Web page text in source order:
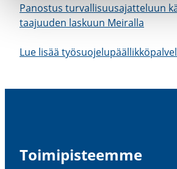
Panostus turval­li­suusa­jat­teluun
taa­juuden laskuun Meiralla
Lue lisää
Toimi­pis­teemme